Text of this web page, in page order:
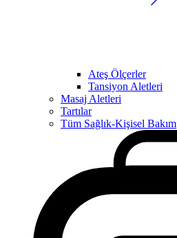
Ateş Ölçerler
Tansiyon Aletleri
Masaj Aletleri
Tartılar
Tüm Sağlık-Kişisel Bakım